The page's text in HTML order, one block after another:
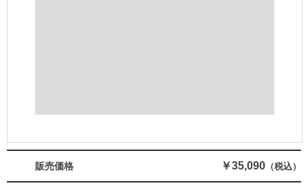
販売価格 ￥35,090 （税込）